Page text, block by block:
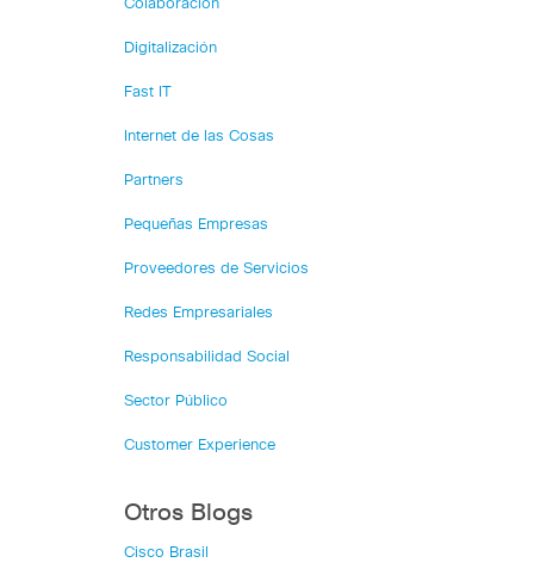
Colaboración
Digitalización
Fast IT
Internet de las Cosas
Partners
Pequeñas Empresas
Proveedores de Servicios
Redes Empresariales
Responsabilidad Social
Sector Público
Customer Experience
Otros Blogs
Cisco Brasil